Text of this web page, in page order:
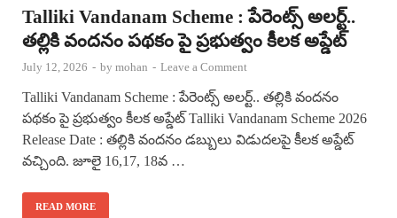
Talliki Vandanam Scheme : పేరెంట్స్ అలర్ట్..
తల్లికి వందనం పథకం పై ప్రభుత్వం కీలక అప్డేట్
July 12, 2026 - by mohan - Leave a Comment
Talliki Vandanam Scheme : పేరెంట్స్ అలర్ట్.. తల్లికి వందనం
పథకం పై ప్రభుత్వం కీలక అప్డేట్ Talliki Vandanam Scheme 2026
Release Date : తల్లికి వందనం డబ్బులు విడుదలపై కీలక అప్డేట్
వచ్చింది. జూలై 16,17, 18వ …
READ MORE